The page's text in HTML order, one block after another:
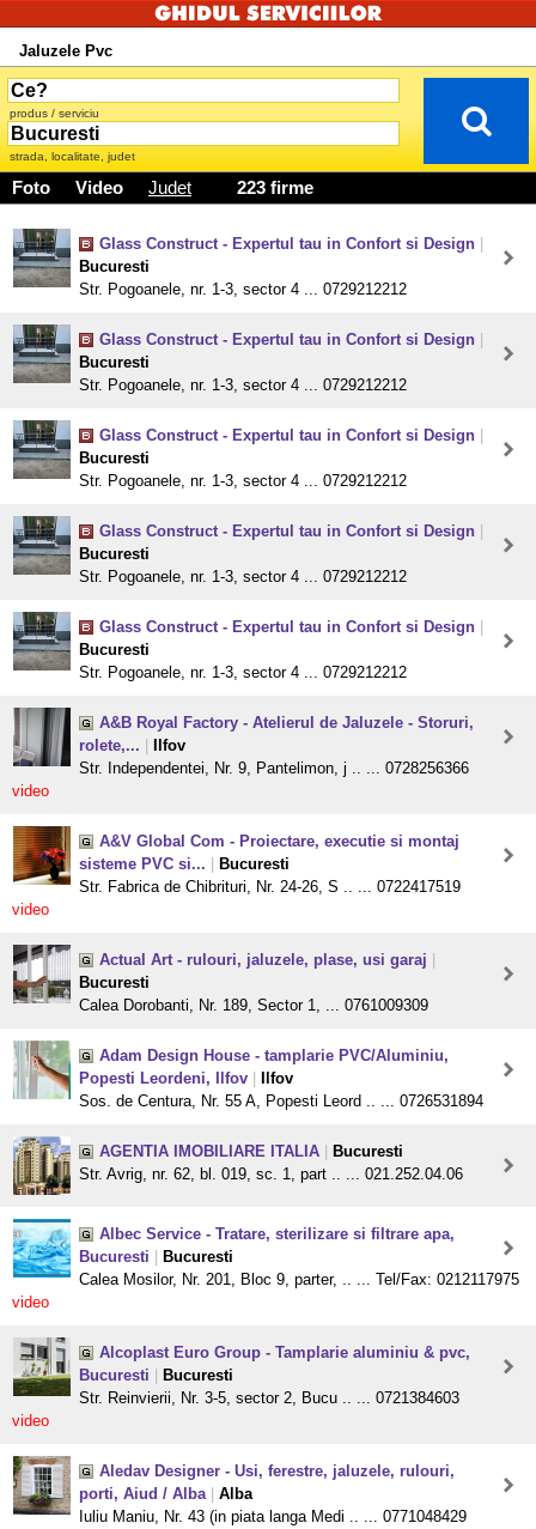
Jaluzele Pvc
produs / serviciu
strada, localitate, judet
Foto Video Judet 223 firme
Glass Construct - Expertul tau in Confort si Design
Bucuresti
Str. Pogoanele, nr. 1-3, sector 4 ... 0729212212
Glass Construct - Expertul tau in Confort si Design
Bucuresti
Str. Pogoanele, nr. 1-3, sector 4 ... 0729212212
Glass Construct - Expertul tau in Confort si Design
Bucuresti
Str. Pogoanele, nr. 1-3, sector 4 ... 0729212212
Glass Construct - Expertul tau in Confort si Design
Bucuresti
Str. Pogoanele, nr. 1-3, sector 4 ... 0729212212
Glass Construct - Expertul tau in Confort si Design
Bucuresti
Str. Pogoanele, nr. 1-3, sector 4 ... 0729212212
A&B Royal Factory - Atelierul de Jaluzele - Storuri,
rolete,...
Ilfov
Str. Independentei, Nr. 9, Pantelimon, j .. ... 0728256366
video
A&V Global Com - Proiectare, executie si montaj
sisteme PVC si...
Bucuresti
Str. Fabrica de Chibrituri, Nr. 24-26, S .. ... 0722417519
video
Actual Art - rulouri, jaluzele, plase, usi garaj
Bucuresti
Calea Dorobanti, Nr. 189, Sector 1, ... 0761009309
Adam Design House - tamplarie PVC/Aluminiu,
Popesti Leordeni, Ilfov
Ilfov
Sos. de Centura, Nr. 55 A, Popesti Leord .. ... 0726531894
AGENTIA IMOBILIARE ITALIA
Bucuresti
Str. Avrig, nr. 62, bl. 019, sc. 1, part .. ... 021.252.04.06
Albec Service - Tratare, sterilizare si filtrare apa,
Bucuresti
Bucuresti
Calea Mosilor, Nr. 201, Bloc 9, parter, .. ... Tel/Fax: 0212117975
video
Alcoplast Euro Group - Tamplarie aluminiu & pvc,
Bucuresti
Bucuresti
Str. Reinvierii, Nr. 3-5, sector 2, Bucu .. ... 0721384603
video
Aledav Designer - Usi, ferestre, jaluzele, rulouri,
porti, Aiud / Alba
Alba
Iuliu Maniu, Nr. 43 (in piata langa Medi .. ... 0771048429